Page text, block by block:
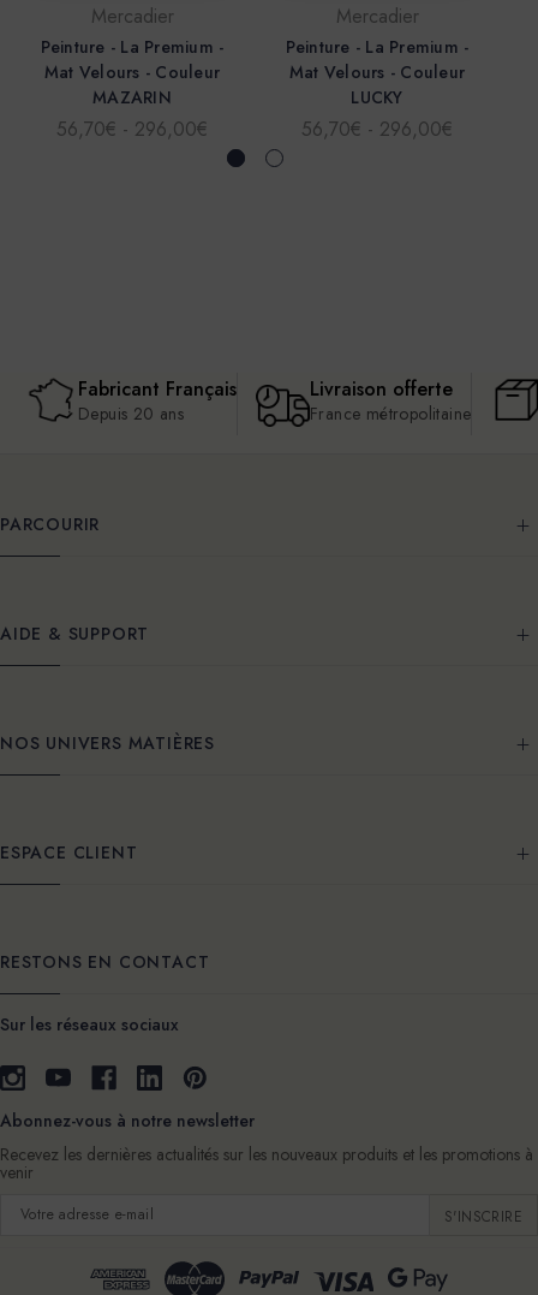
Mercadier
Peinture - La Premium -
Mat Velours - Couleur
MAZARIN
56,70€ - 296,00€
Mercadier
Peinture - La Premium -
Mat Velours - Couleur
LUCKY
56,70€ - 296,00€
Fabricant Français
Depuis 20 ans
Livraison offerte
France métropolitaine
PARCOURIR
AIDE & SUPPORT
NOS UNIVERS MATIÈRES
ESPACE CLIENT
RESTONS EN CONTACT
Sur les réseaux sociaux
Abonnez-vous à notre newsletter
Recevez les dernières actualités sur les nouveaux produits et les promotions à
venir
Adresse